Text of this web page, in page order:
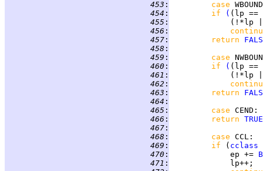
453 : case WBOUND
454 : if ( (lp ==
455 :
(!*lp
456 :
457 : return
458 :
459 : case
460 : if ( (lp ==
461 :
(!*lp
462 :
463 : return
464 :
465 : case CEND
466 : return TRUE
467 :
468 : case CCL
469 : if ( cclass
470 :
             ep +=
471 :